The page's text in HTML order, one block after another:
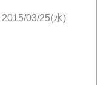
2015/03/25(水)